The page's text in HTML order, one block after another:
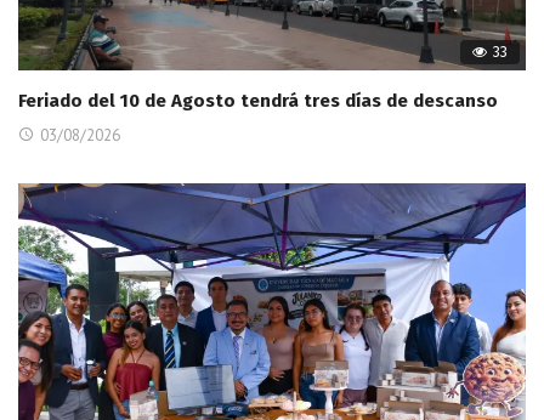
33
Feriado del 10 de Agosto tendrá tres días de descanso
03/08/2026